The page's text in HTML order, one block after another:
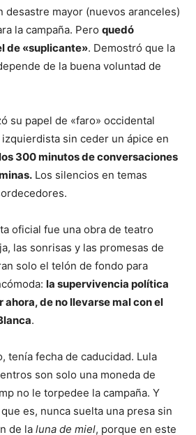
desastre mayor (nuevos aranceles)
la campaña. Pero quedó
de «suplicante». Demostró que la
de la buena voluntad de
su papel de «faro» occidental
sin ceder un ápice en
300 minutos de conversaciones
Los silencios en temas
oficial fue una obra de teatro
las sonrisas y las promesas de
solo el telón de fondo para
la supervivencia política
ahora, de no llevarse mal con el
.
tenía fecha de caducidad. Lula
son solo una moneda de
no le torpedee la campaña. Y
es, nunca suelta una presa sin
de la luna de miel, porque en este